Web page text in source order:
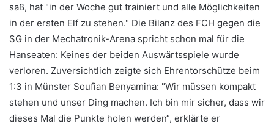
saß, hat "in der Woche gut trainiert und alle Möglichkeiten
in der ersten Elf zu stehen." Die Bilanz des FCH gegen die
SG in der Mechatronik-Arena spricht schon mal für die
Hanseaten: Keines der beiden Auswärtsspiele wurde
verloren. Zuversichtlich zeigte sich Ehrentorschütze beim
1:3 in Münster Soufian Benyamina: "Wir müssen kompakt
stehen und unser Ding machen. Ich bin mir sicher, dass wir
dieses Mal die Punkte holen werden“, erklärte er